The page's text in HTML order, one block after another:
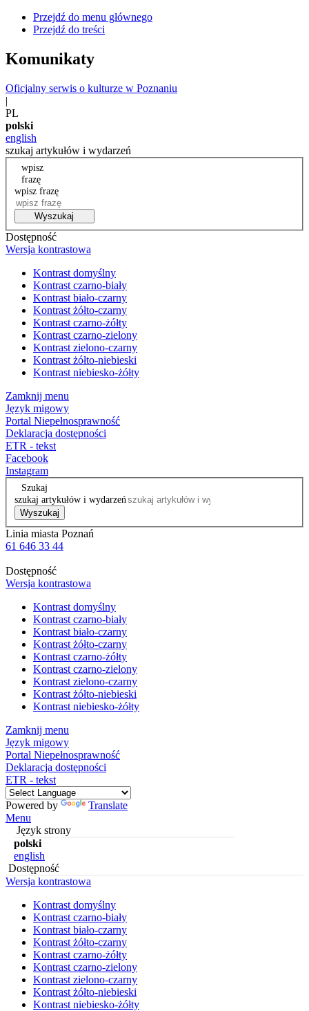
Przejdź do menu głównego
Przejdź do treści
Komunikaty
Oficjalny serwis o kulturze w Poznaniu
|
PL
polski
english
szukaj artykułów i wydarzeń
wpisz
frazę
wpisz frazę
Wyszukaj
Dostępność
Wersja kontrastowa
Kontrast domyślny
Kontrast czarno-biały
Kontrast biało-czarny
Kontrast żółto-czarny
Kontrast czarno-żółty
Kontrast czarno-zielony
Kontrast zielono-czarny
Kontrast żółto-niebieski
Kontrast niebiesko-żółty
Zamknij menu
Język migowy
Portal Niepełnosprawność
Deklaracja dostępności
ETR - tekst
Facebook
Instagram
Szukaj
szukaj artykułów i wydarzeń
Wyszukaj
Linia miasta Poznań
61 646 33 44
Dostępność
Wersja kontrastowa
Kontrast domyślny
Kontrast czarno-biały
Kontrast biało-czarny
Kontrast żółto-czarny
Kontrast czarno-żółty
Kontrast czarno-zielony
Kontrast zielono-czarny
Kontrast żółto-niebieski
Kontrast niebiesko-żółty
Zamknij menu
Język migowy
Portal Niepełnosprawność
Deklaracja dostępności
ETR - tekst
Powered by
Translate
Menu
Język strony
polski
english
Dostępność
Wersja kontrastowa
Kontrast domyślny
Kontrast czarno-biały
Kontrast biało-czarny
Kontrast żółto-czarny
Kontrast czarno-żółty
Kontrast czarno-zielony
Kontrast zielono-czarny
Kontrast żółto-niebieski
Kontrast niebiesko-żółty